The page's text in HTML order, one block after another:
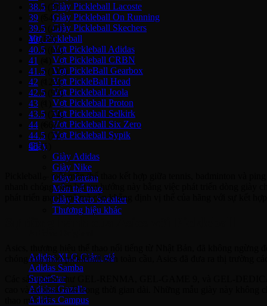
Giày Pickleball Lacoste
Giày Pickleball On Running
Giày Pickleball Skechers
Vợt Pickleball
Vợt Pickleball Adidas
Vợt Pickleball CRBN
Vợt PickleBall Gearbox
Vợt PickleBall Head
Vợt Pickleball Joola
Vợt Pickleball Proton
Vợt Pickleball Selkirk
Vợt Pickleball Six Zero
Vợt Pickleball Sypik
Giày
Giày Adidas
Giày Nike
Giày Jordan
Môn thể thao
Giày Retro Sneaker
Thương hiệu khác
Adidas XLG
Adidas Samba
SuperStar
Adidas Gazelle
Adidas Campus
38.5
(3)
39
(54)
39.5
(49)
40 (89)
40.5
(66)
41
41.5
(117)
42
(123)
42.5
(95)
43
43.5
(74)
44
(66)
44.5
(7)
45 (1)
Pickleball – một môn thể thao kết hợp giữa tennis, badminton và
nhanh chóng nắm bắt xu hướng này bằng việc phát triển dòng
phát triển mạnh mẽ mà còn khẳng định vị thế của hãng với sự kết
chóng của môn pickleball trên toàn cầu, Asics đã đưa ra thị trường
Các sản phẩm như GEL-RENMA, GEL-GAME 9, và GEL-
cao và sự thoải mái trong thời gian dài. Những mẫu giày này không
thao mới nổi.